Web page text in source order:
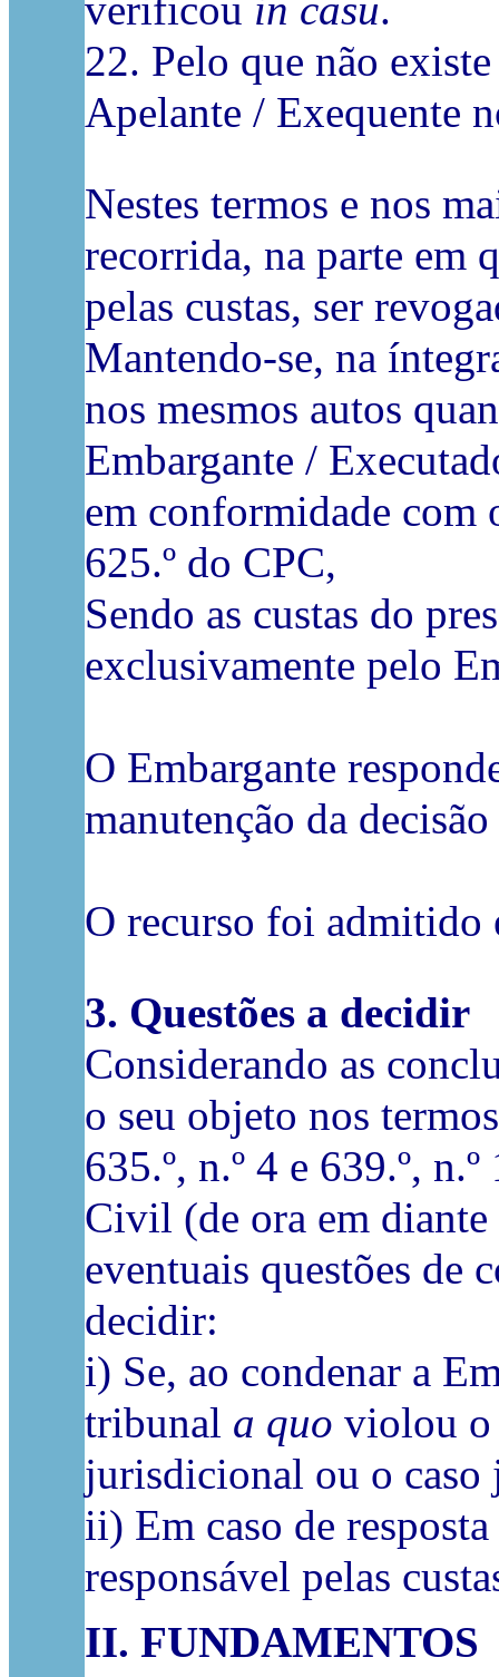
verificou in casu.
22. Pelo que não
Apelante / Exequente
Nestes termos e nos
recorrida, na parte em
pelas custas, ser
Mantendo-se, na
nos mesmos autos
Embargante /
em conformidade com
625.º do CPC,
Sendo as custas do
exclusivamente pelo
O Embargante
manutenção da
O recurso foi admitido
3. Questões a decidir
Considerando as
o seu objeto nos
635.º, n.º 4 e 639.º,
Civil (de ora em diante
eventuais questões de
decidir:
i) Se, ao condenar a
tribunal a quo violou o
jurisdicional ou o caso
ii) Em caso de
responsável pelas
II. FUNDAMENTOS